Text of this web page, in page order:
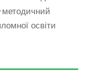
освіти